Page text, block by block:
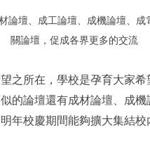
論壇、 成工論壇 、成機論壇、 成
關論壇，促成各界更多的交流
之所在，學校是孕育大家
的論壇還有成材論壇、成
年校慶期間能夠擴大集結校